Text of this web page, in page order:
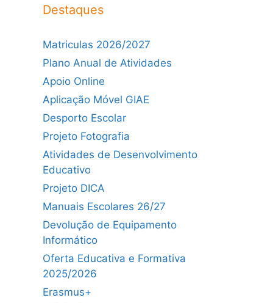
Destaques
Matriculas 2026/2027
Plano Anual de Atividades
Apoio Online
Aplicação Móvel GIAE
Desporto Escolar
Projeto Fotografia
Atividades de Desenvolvimento
Educativo
Projeto DICA
Manuais Escolares 26/27
Devolução de Equipamento
Informático
Oferta Educativa e Formativa
2025/2026
Erasmus+